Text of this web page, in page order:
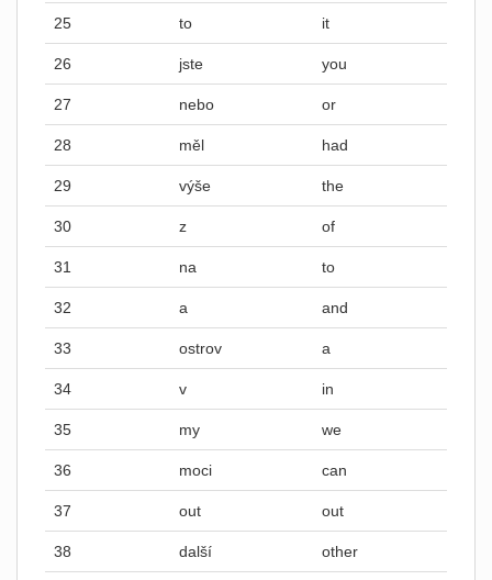
25 to it
26 jste you
27 nebo or
28 měl had
29 výše the
30 z of
31 na to
32 a and
33 ostrov a
34 v in
35 my we
36 moci can
37 out out
38 další other